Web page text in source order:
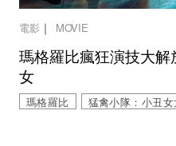
電影 ｜ MOVIE
瑪格羅比瘋狂演技大
女
瑪格羅比 猛禽小隊：小丑